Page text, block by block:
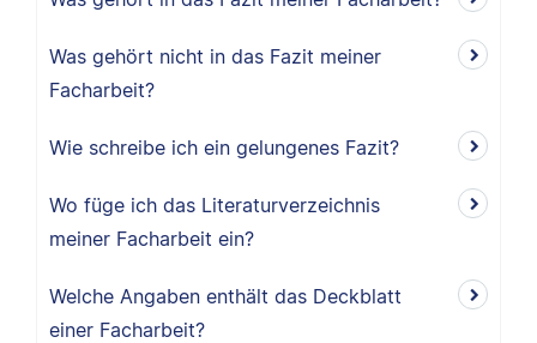
Was gehört nicht in das Fazit meiner
Facharbeit?
Wie schreibe ich ein gelungenes Fazit?
Wo füge ich das Literaturverzeichnis
meiner Facharbeit ein?
Welche Angaben enthält das Deckblatt
einer Facharbeit?